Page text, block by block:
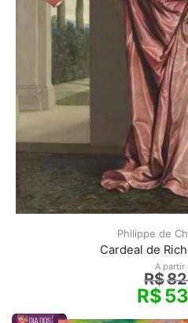
Philippe de
Cardeal de
A partir
R$
R$